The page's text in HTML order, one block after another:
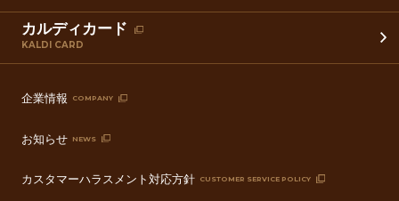
カルディカード
KALDI CARD
企業情報 COMPANY
お知らせ NEWS
カスタマーハラスメント対応方針 CUSTOMER SERVICE POLICY